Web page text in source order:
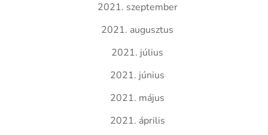
2021. szeptember
2021. augusztus
2021. július
2021. június
2021. május
2021. április